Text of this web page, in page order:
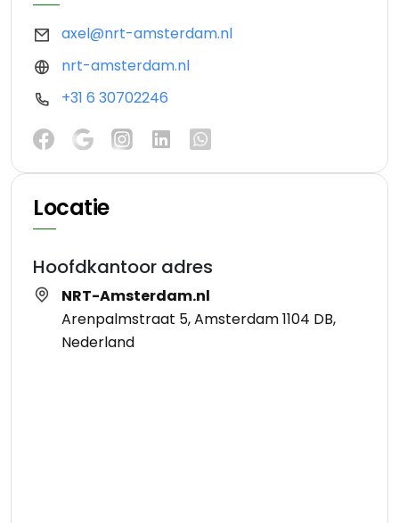
axel@nrt-amsterdam.nl
nrt-amsterdam.nl
+31 6 30702246
Locatie
Hoofdkantoor adres
NRT-Amsterdam.nl
Arenpalmstraat 5, Amsterdam 1104 DB,
Nederland